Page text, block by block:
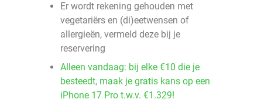
Er wordt rekening gehouden met
vegetariërs en (di)eetwensen of
allergieën, vermeld deze bij je
reservering
Alleen vandaag: bij elke €10 die je
besteedt, maak je gratis kans op een
iPhone 17 Pro t.w.v. €1.329!